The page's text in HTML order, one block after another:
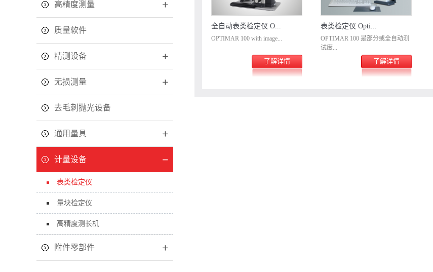
高精度测量
质量软件
精测设备
无损测量
去毛刺抛光设备
通用量具
计量设备
表类检定仪
量块检定仪
高精度测长机
附件零部件
全自动表类检定仪 O...
OPTIMAR 100 with image...
了解详情
表类检定仪 Opti...
OPTIMAR 100 是部分或全自动测
试度...
了解详情